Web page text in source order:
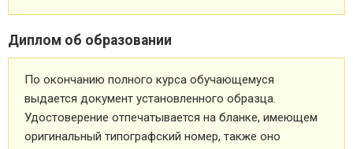
Диплом об образовании
По окончанию полного курса обучающемуся
выдается документ установленного образца.
Удостоверение отпечатывается на бланке, имеющем
оригинальный типографский номер, также оно